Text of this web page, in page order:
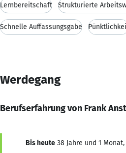
Lernbereitschaft Strukturierte
Schnelle Auffassungsgabe
Werdegang
Berufserfahrung von Frank
Bis heute 38 Jahre und 1